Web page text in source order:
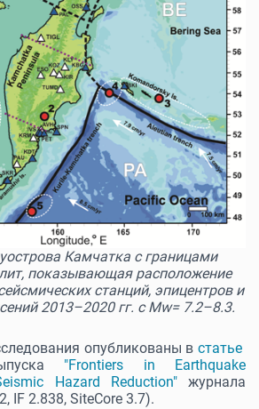
Камчатка с границами
показывающая расположение
станций, эпицентров и
2013–2020 гг. с Мw= 7.2–8.3.
опубликованы в статье
"Frontiers in Earthquake
Hazard Reduction"журнала
2, IF 2.838, SiteCore 3.7).